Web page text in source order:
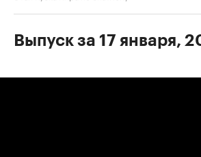
Выпуск за 17 января,